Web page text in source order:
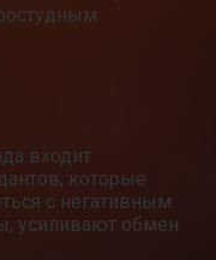
входит
которые
с негативным
усиливают обмен